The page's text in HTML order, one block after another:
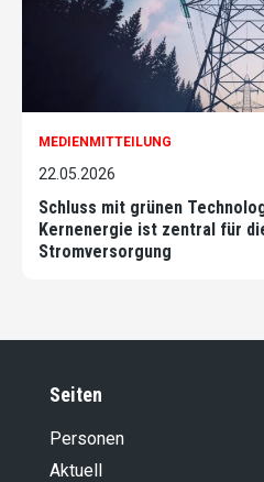
MEDIENMITTEILUNG
22.05.2026
Schluss mit grünen
Kernenergie ist zentral für
Stromversorgung
Seiten
Personen
Aktuell